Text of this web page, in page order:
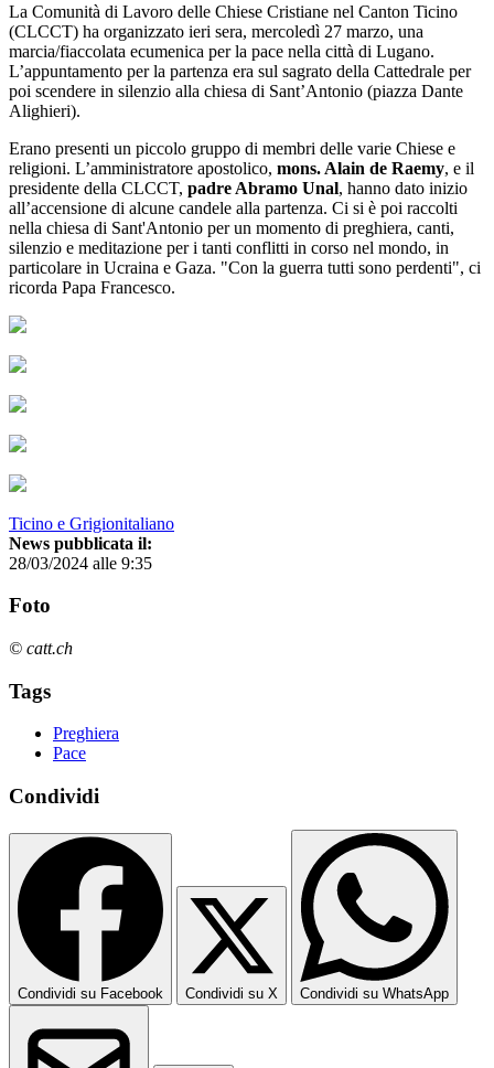
La Comunità di Lavoro delle Chiese Cristiane nel Canton Ticino
(CLCCT) ha organizzato ieri sera, mercoledì 27 marzo, una
marcia/fiaccolata ecumenica per la pace nella città di Lugano.
L’appuntamento per la partenza era sul sagrato della Cattedrale per
poi scendere in silenzio alla chiesa di Sant’Antonio (piazza Dante
Alighieri).
Erano presenti un piccolo gruppo di membri delle varie Chiese e
religioni. L’amministratore apostolico, mons. Alain de Raemy, e il
presidente della CLCCT, padre Abramo Unal, hanno dato inizio
all’accensione di alcune candele alla partenza. Ci si è poi raccolti
nella chiesa di Sant'Antonio per un momento di preghiera, canti,
silenzio e meditazione per i tanti conflitti in corso nel mondo, in
particolare in Ucraina e Gaza. "Con la guerra tutti sono perdenti", ci
ricorda Papa Francesco.
Ticino e Grigionitaliano
News pubblicata il:
28/03/2024 alle 9:35
Foto
© catt.ch
Tags
Preghiera
Pace
Condividi
Condividi su Facebook Condividi su X Condividi su WhatsApp